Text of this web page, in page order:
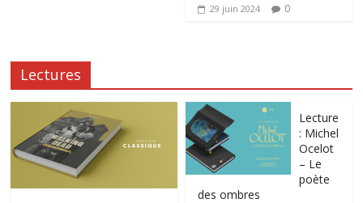
29 juin 2024 0
Lectures
Lecture
: Michel
Ocelot
– Le
poète
des ombres